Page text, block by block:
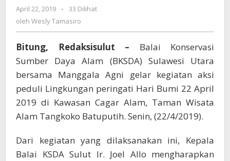
Lingkungan
Hari
Bumi,
Yang
Dilakukan
April 22, 2019
oleh
Wesly
-
33 Dilihat
oleh Wesly Tamasiro
Bitung, Redaksisulut – Balai Konservasi
Sumber Daya Alam (BKSDA) Sulawesi Utara
bersama Manggala Agni gelar kegiatan aksi
peduli Lingkungan peringati Hari Bumi 22 April
2019 di Kawasan Cagar Alam, Taman Wisata
Alam Tangkoko Batuputih. Senin, (22/4/2019).
Dari kegiatan yang dilaksanakan ini, Kepala
Balai KSDA Sulut Ir. Joel Allo mengharapkan